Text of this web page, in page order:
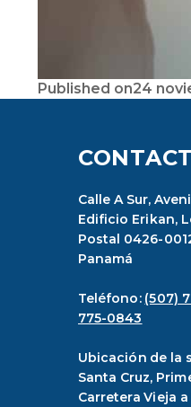
Published on24
Calle A Sur,
Edificio Erikan,
Postal 0426-
Panamá
Teléfono: (507)
775-0843
Ubicación de la
Santa Cruz,
Carretera Vieja